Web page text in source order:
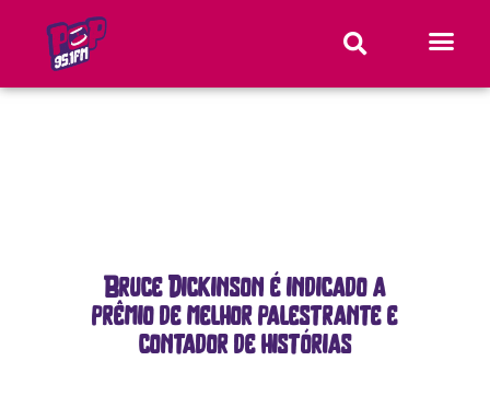
Bruce Dickinson é indicado a
prêmio de melhor palestrante e
contador de histórias